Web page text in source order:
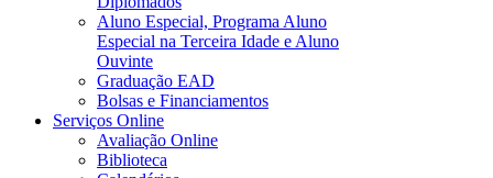
Aluno Especial, Programa Aluno
Especial na Terceira Idade e Aluno
Ouvinte
Graduação EAD
Bolsas e Financiamentos
Serviços Online
Avaliação Online
Biblioteca